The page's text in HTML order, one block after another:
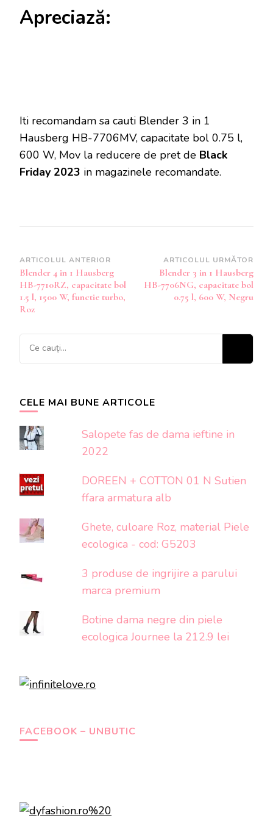
Apreciază:
Iti recomandam sa cauti Blender 3 in 1
Hausberg HB-7706MV, capacitate bol 0.75 l,
600 W, Mov la reducere de pret de Black
Friday 2023 in magazinele recomandate.
Navigare
în
articole
ARTICOLUL ANTERIOR
Blender 4 in 1 Hausberg
HB-7710RZ, capacitate bol
1.5 l, 1500 W, functie turbo,
Roz
ARTICOLUL URMĂTOR
Blender 3 in 1 Hausberg
HB-7706NG, capacitate bol
0.75 l, 600 W, Negru
Cauți
ceva?
CELE MAI BUNE ARTICOLE
Salopete fas de dama ieftine in
2022
DOREEN + COTTON 01 N Sutien
ffara armatura alb
Ghete, culoare Roz, material Piele
ecologica - cod: G5203
3 produse de ingrijire a parului
marca premium
Botine dama negre din piele
ecologica Journee la 212.9 lei
FACEBOOK – UNBUTIC